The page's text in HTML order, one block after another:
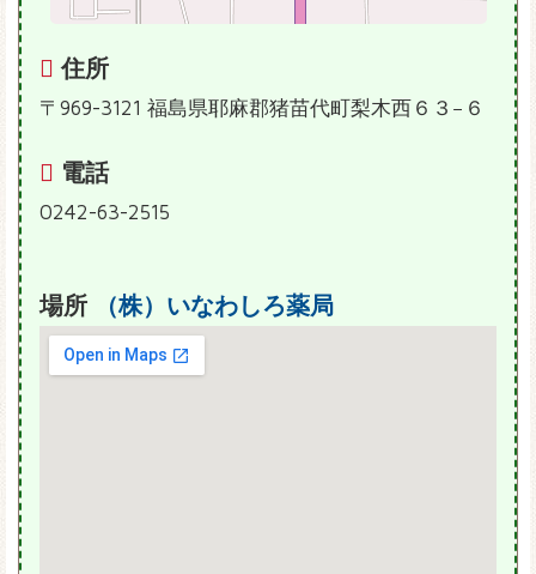
住所
〒969-3121 福島県耶麻郡猪苗代町梨木西６３−６
電話
0242-63-2515
場所 （株）いなわしろ薬局